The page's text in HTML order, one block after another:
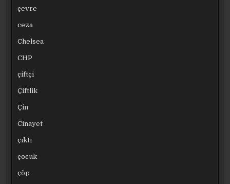
çevre
ceza
Chelsea
CHP
çiftçi
Çiftlik
Çin
Cinayet
çıktı
çocuk
çöp